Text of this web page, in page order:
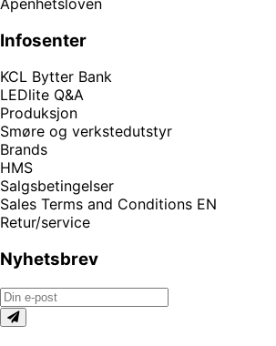
Infosenter
KCL Bytter Bank
LEDlite Q&A
Produksjon
Smøre og verkstedutstyr
Brands
HMS
Salgsbetingelser
Sales Terms and Conditions EN
Retur/service
Nyhetsbrev